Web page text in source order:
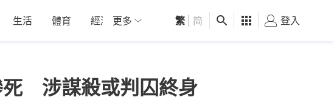
生活 體育 經濟 01深圳 觀點 健康 好食玩飛
更多 繁 简 登入
涉謀殺或判囚終身